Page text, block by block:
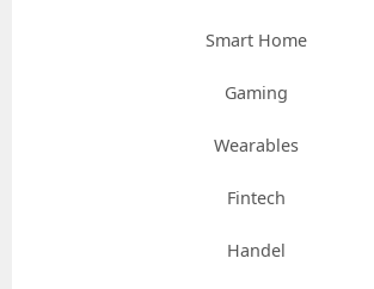
Smart Home
Gaming
Wearables
Fintech
Handel